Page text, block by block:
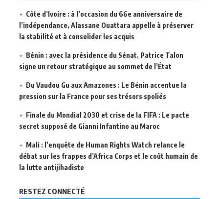
Côte d’Ivoire : à l’occasion du 66e anniversaire de
l’indépendance, Alassane Ouattara appelle à préserver
la stabilité et à consolider les acquis
Bénin : avec la présidence du Sénat, Patrice Talon
signe un retour stratégique au sommet de l’État
Du Vaudou Gu aux Amazones : Le Bénin accentue la
pression sur la France pour ses trésors spoliés
Finale du Mondial 2030 et crise de la FIFA : Le pacte
secret supposé de Gianni Infantino au Maroc
Mali : l’enquête de Human Rights Watch relance le
débat sur les frappes d’Africa Corps et le coût humain de
la lutte antijihadiste
RESTEZ CONNECTÉ